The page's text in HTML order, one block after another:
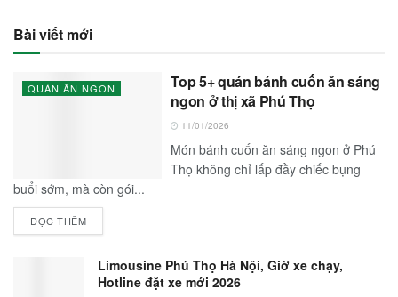
Bài viết mới
QUÁN ĂN NGON
Top 5+ quán bánh cuốn ăn sáng
ngon ở thị xã Phú Thọ
11/01/2026
Món bánh cuốn ăn sáng ngon ở Phú
Thọ không chỉ lấp đầy chiếc bụng
buổi sớm, mà còn gói...
ĐỌC THÊM
Limousine Phú Thọ Hà Nội, Giờ xe chạy,
Hotline đặt xe mới 2026